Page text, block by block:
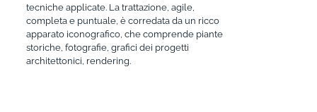
tecniche applicate. La trattazione, agile,
completa e puntuale, è corredata da un ricco
apparato iconografico, che comprende piante
storiche, fotografie, grafici dei progetti
architettonici, rendering.